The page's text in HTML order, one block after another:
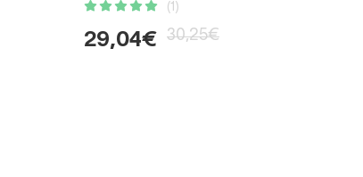
(1)
29,04€ 30,25€